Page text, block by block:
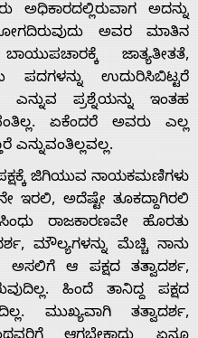
ಅದನ್ನು
ಅವರ ಮಾತಿನ
ಜಾತ್ಯತೀತತೆ,
ಉದುರಿಸಿಬಿಟ್ಟರೆ
ಪ್ರಶ್ನೆಯನ್ನು ಇಂತಹ
ಏಕೆಂದರೆ ಅವರು ಎಲ್ಲ
ಎನ್ನುವಂತಿಲ್ಲವಲ್ಲ.
ಜಿಗಿಯುವ ನಾಯಕಮಣಿಗಳು
ಇರಲಿ, ಅದೆಷ್ಟೇ ತೂಕದ್ದಾಗಿರಲಿ
ರಾಜಕಾರಣವೇ ಹೊರತು
ಮೌಲ್ಯಗಳನ್ನು ಮೆಚ್ಚಿ ನಾನು
ಅಸಲಿಗೆ ಆ ಪಕ್ಷದ ತತ್ವಾದರ್ಶ,
ಹಿಂದೆ ತಾನಿದ್ದ ಪಕ್ಷದ
ಮುಖ್ಯವಾಗಿ ತತ್ವಾದರ್ಶ,